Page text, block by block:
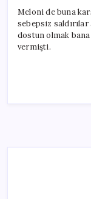
Meloni de buna
sebepsiz
dostun olmak bana
vermişti.